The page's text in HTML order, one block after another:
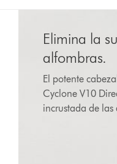
Elimina la
alfombras.
El potente
Cyclone V10
incrustada de las